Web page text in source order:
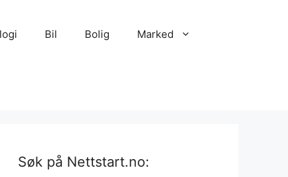
Bil Bolig Marked
Søk på Nettstart.no: